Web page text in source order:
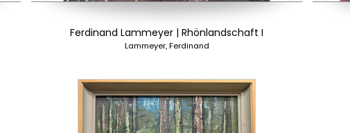
Ferdinand Lammeyer | Rhönlandschaft I
Lammeyer, Ferdinand